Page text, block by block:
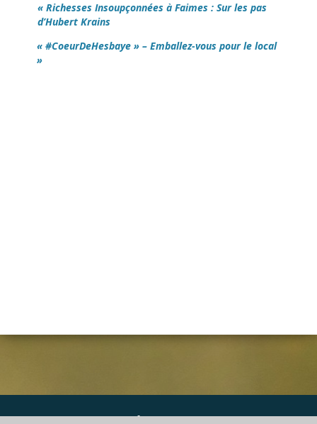
« Richesses Insoupçonnées à Faimes : Sur les pas
d’Hubert Krains
« #CoeurDeHesbaye » – Emballez-vous pour le local
»
DGS Informatique SPRL